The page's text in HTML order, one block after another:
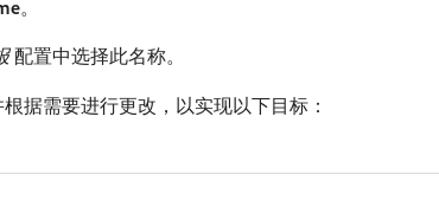
。
​配置中选择此名称。
据需要进行更改，以实现以下目标：